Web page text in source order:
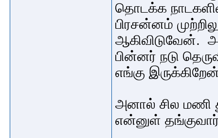
தொடக்க
பிரசன்னம்
ஆகிவிடுவேன்.
பின்னர் நடு
எங்கு
அனால் சில மணி
என்னுள்